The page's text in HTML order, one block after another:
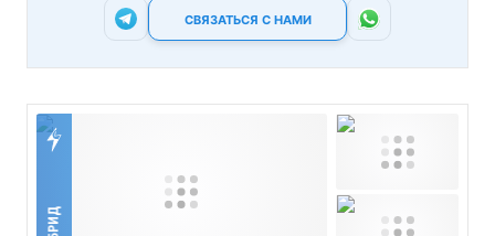
СВЯЗАТЬСЯ С НАМИ